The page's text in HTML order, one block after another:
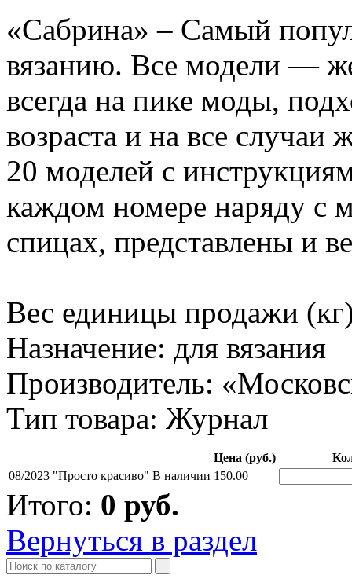
«Caбpинa» – Самый
вязанию. Все модели —
всегда на пике моды,
возраста и на все
20 моделей с
каждом номере наряду с
спицах, представлены и
Вес единицы продажи
Назначение: для вязания
Производитель:
Тип товара: Журнал
Цена (руб.)
08/2023 "Просто красиво" В наличии 150.00
Итого: 0 руб.
Вернуться в раздел